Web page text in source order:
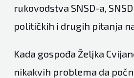
rukovodstva SNSD-a,
političkih i drugih pitanja
Kada gospođa Željka
nikakvih problema da